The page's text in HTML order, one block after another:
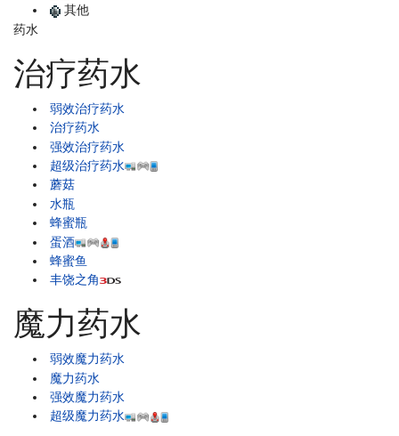
其他
药水
治疗药水
弱效治疗药水
治疗药水
强效治疗药水
超级治疗药水
蘑菇
水瓶
蜂蜜瓶
蛋酒
蜂蜜鱼
丰饶之角
魔力药水
弱效魔力药水
魔力药水
强效魔力药水
超级魔力药水